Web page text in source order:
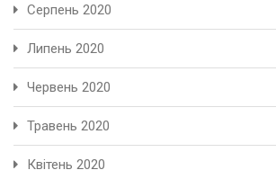
Серпень 2020
Липень 2020
Червень 2020
Травень 2020
Квітень 2020